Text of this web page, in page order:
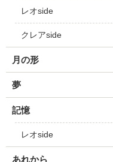
レオside
クレアside
月の形
夢
記憶
レオside
あれから